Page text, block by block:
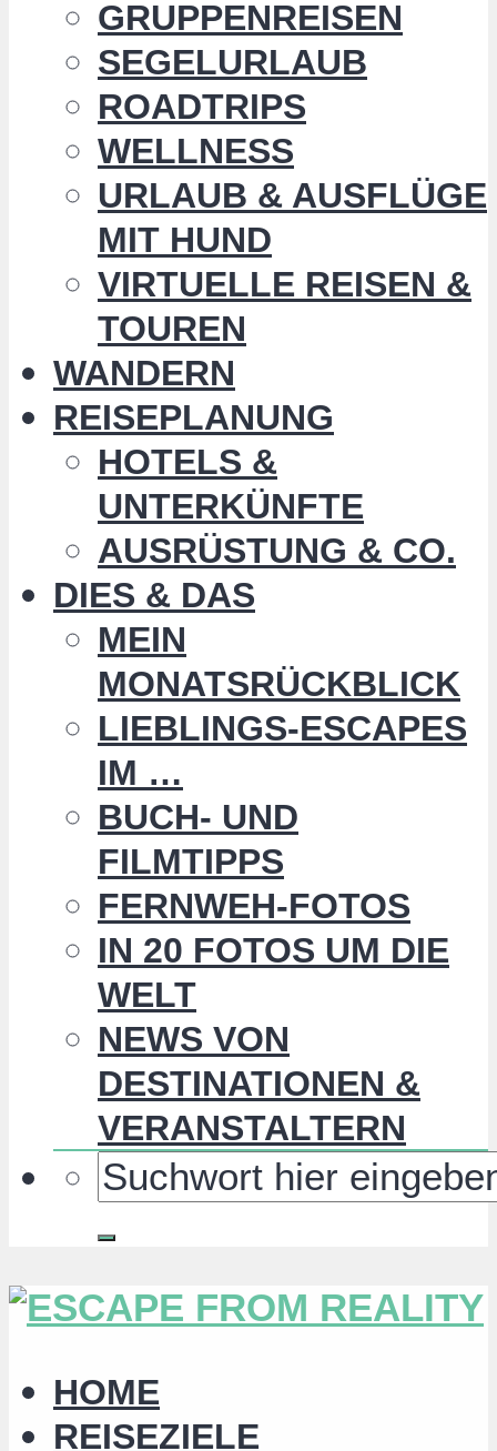
GRUPPENREISEN
SEGELURLAUB
ROADTRIPS
WELLNESS
URLAUB & AUSFLÜGE
MIT HUND
VIRTUELLE REISEN &
TOUREN
WANDERN
REISEPLANUNG
HOTELS &
UNTERKÜNFTE
AUSRÜSTUNG & CO.
DIES & DAS
MEIN
MONATSRÜCKBLICK
LIEBLINGS-ESCAPES
IM …
BUCH- UND
FILMTIPPS
FERNWEH-FOTOS
IN 20 FOTOS UM DIE
WELT
NEWS VON
DESTINATIONEN &
VERANSTALTERN
HOME
REISEZIELE